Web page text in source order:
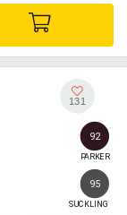
131
92
PARKER
95
SUCKLING